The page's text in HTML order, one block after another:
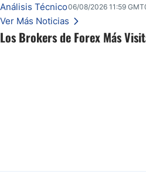
Los Brokers de Forex Más
Una reducción de tasas por parte del banco
inminentes están remodelando
Esto es lo que los traders están observando
Análisis Técnico06/08/2026 11:59
Ver Más Noticias